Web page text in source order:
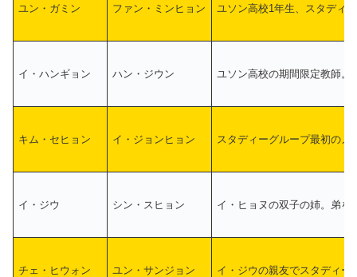
ユン・ガミン ファン・ミンヒョン ユソン高校1年生、スタディ
イ・ハンギョン ハン・ジウン ユソン高校の期間限定教師。
キム・セヒョン イ・ジョンヒョン スタディーグループ最初のメ
イ・ジウ シン・スヒョン イ・ヒョヌの双子の姉。弟を
チェ・ヒウォン ユン・サンジョン イ・ジウの親友でスタディー